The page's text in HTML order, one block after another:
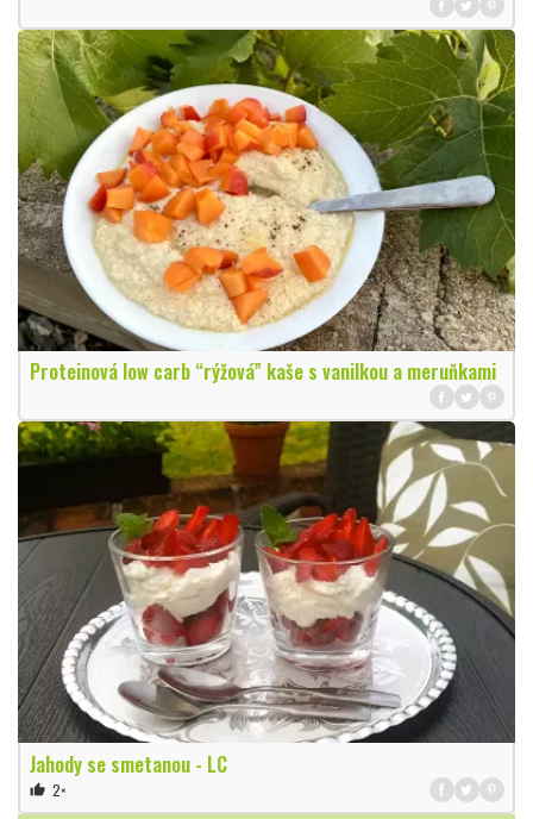
Proteinová low carb “rýžová” kaše s vanilkou a meruňkami
Jahody se smetanou - LC
thumb_up 2×